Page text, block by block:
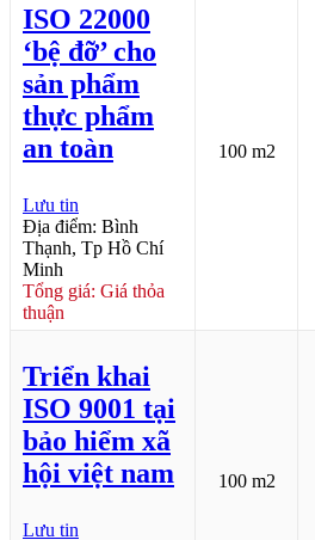
ISO 22000
‘bệ đỡ’ cho
sản phẩm
thực phẩm
an toàn
Lưu tin
Địa điểm: Bình
Thạnh, Tp Hồ Chí
Minh
Tổng giá: Giá thỏa
thuận
100 m2
Triển khai
ISO 9001 tại
bảo hiểm xã
hội việt nam
Lưu tin
100 m2